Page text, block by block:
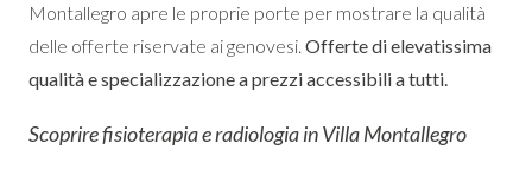
Montallegro apre le proprie porte per mostrare la qualità
delle offerte riservate ai genovesi. Offerte di elevatissima
qualità e specializzazione a prezzi accessibili a tutti.
Scoprire fisioterapia e radiologia in Villa Montallegro